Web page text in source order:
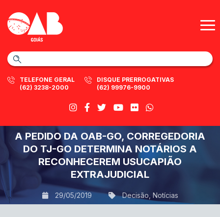
TELEFONE GERAL
(62) 3238-2000
DISQUE PRERROGATIVAS
(62) 99976-9900
A PEDIDO DA OAB-GO, CORREGEDORIA
DO TJ-GO DETERMINA NOTÁRIOS A
RECONHECEREM USUCAPIÃO
EXTRAJUDICIAL
29/05/2019 Decisão Notícias